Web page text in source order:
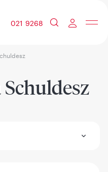
021 9268